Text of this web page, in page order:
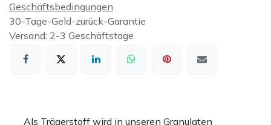
Geschäftsbedingungen
30-Tage-Geld-zurück-Garantie
Versand: 2-3 Geschäftstage
Als Trägerstoff wird in unseren Granulaten